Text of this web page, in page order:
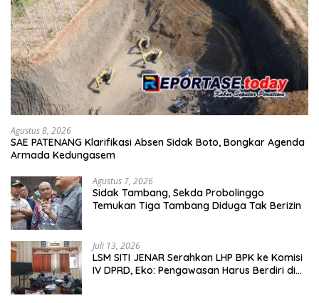
Agustus 8, 2026
SAE PATENANG Klarifikasi Absen Sidak Boto, Bongkar Agenda
Armada Kedungasem
Agustus 7, 2026
Sidak Tambang, Sekda Probolinggo
Temukan Tiga Tambang Diduga Tak Berizin
Juli 13, 2026
LSM SITI JENAR Serahkan LHP BPK ke Komisi
IV DPRD, Eko: Pengawasan Harus Berdiri di